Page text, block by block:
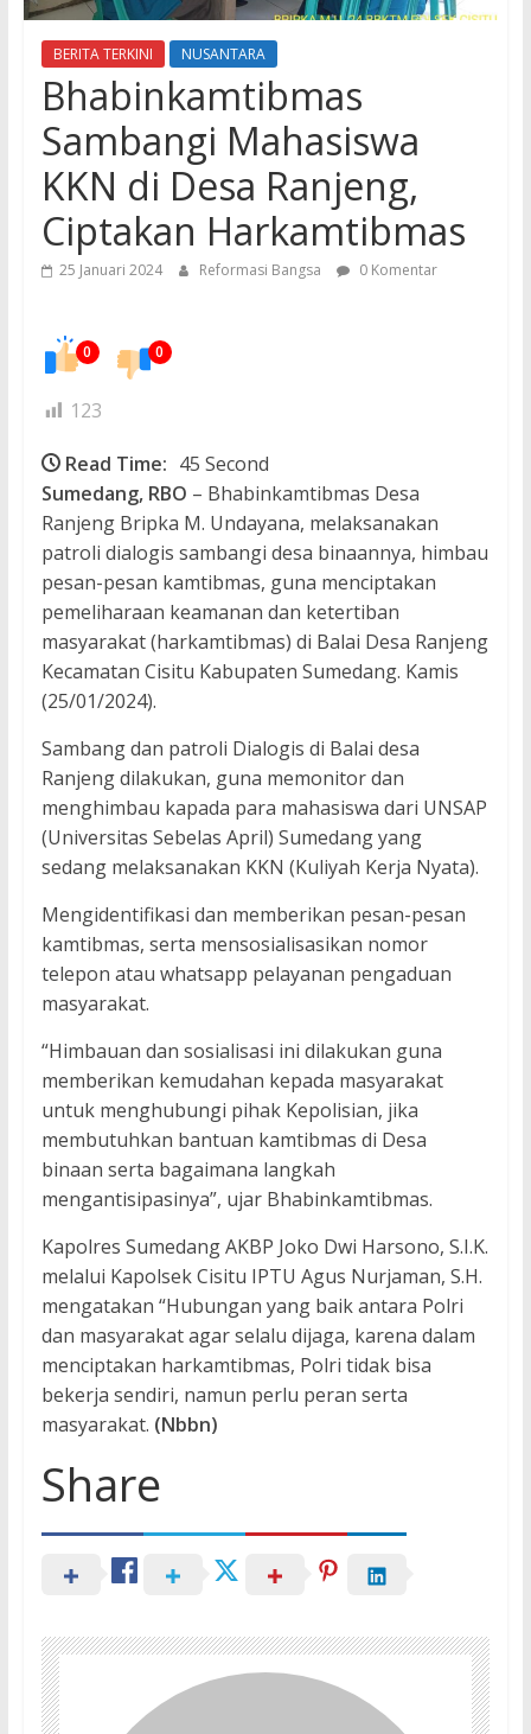
BERITA TERKINI NUSANTARA
Bhabinkamtibmas
Sambangi Mahasiswa
KKN di Desa Ranjeng,
Ciptakan Harkamtibmas
25 Januari 2024 Reformasi Bangsa 0 Komentar
0 0
123
Read Time: 45 Second
Sumedang, RBO – Bhabinkamtibmas Desa
Ranjeng Bripka M. Undayana, melaksanakan
patroli dialogis sambangi desa binaannya, himbau
pesan-pesan kamtibmas, guna menciptakan
pemeliharaan keamanan dan ketertiban
masyarakat (harkamtibmas) di Balai Desa Ranjeng
Kecamatan Cisitu Kabupaten Sumedang. Kamis
(25/01/2024).
Sambang dan patroli Dialogis di Balai desa
Ranjeng dilakukan, guna memonitor dan
menghimbau kapada para mahasiswa dari UNSAP
(Universitas Sebelas April) Sumedang yang
sedang melaksanakan KKN (Kuliyah Kerja Nyata).
Mengidentifikasi dan memberikan pesan-pesan
kamtibmas, serta mensosialisasikan nomor
telepon atau whatsapp pelayanan pengaduan
masyarakat.
“Himbauan dan sosialisasi ini dilakukan guna
memberikan kemudahan kepada masyarakat
untuk menghubungi pihak Kepolisian, jika
membutuhkan bantuan kamtibmas di Desa
binaan serta bagaimana langkah
mengantisipasinya”, ujar Bhabinkamtibmas.
Kapolres Sumedang AKBP Joko Dwi Harsono, S.I.K.
melalui Kapolsek Cisitu IPTU Agus Nurjaman, S.H.
mengatakan “Hubungan yang baik antara Polri
dan masyarakat agar selalu dijaga, karena dalam
menciptakan harkamtibmas, Polri tidak bisa
bekerja sendiri, namun perlu peran serta
masyarakat. (Nbbn)
Share